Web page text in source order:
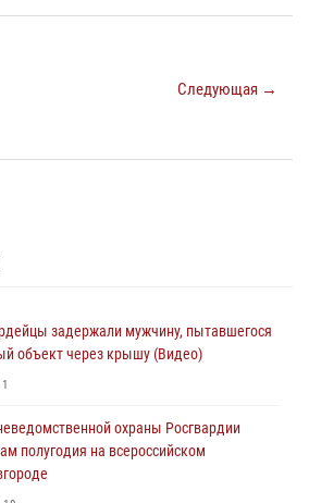
Следующая →
задержали мужчину, пытавшегося
объект через крышу (Видео)
1
охраны Росгвардии
полугодия на всероссийском